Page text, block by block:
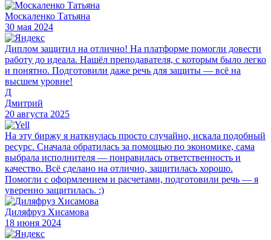
Москаленко Татьяна
30 мая 2024
Диплом защитил на отлично! На платформе помогли довести
работу до идеала. Нашёл преподавателя, с которым было легко
и понятно. Подготовили даже речь для защиты — всё на
высшем уровне!
Д
Дмитрий
20 августа 2025
На эту биржу я наткнулась просто случайно, искала подобный
ресурс. Сначала обратилась за помощью по экономике, сама
выбрала исполнителя — понравилась ответственность и
качество. Всё сделано на отлично, защитилась хорошо.
Помогли с оформлением и расчетами, подготовили речь — я
уверенно защитилась. :)
Диляфруз Хисамова
18 июня 2024